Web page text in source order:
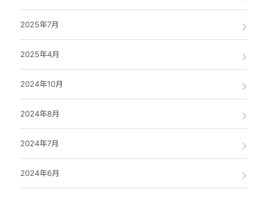
2025年7月
2025年4月
2024年10月
2024年8月
2024年7月
2024年6月